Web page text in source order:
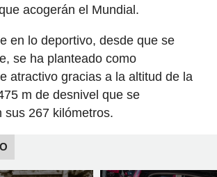
acogerán el Mundial.
en lo deportivo, desde que se
se ha planteado como
atractivo gracias a la altitud de la
m de desnivel que se
sus 267 kilómetros.